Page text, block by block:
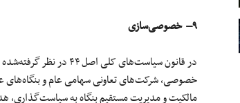
۹–خصوصی‌سازی
در قانونسیاست‌هایکلی اصل۴۴در نظرگرفته‌شده
خصوصی،شرکت‌هایتعاونیسهامیعام و
مالکیت و مدیریتمستقیمبنگاه به سیاست‌گذاری،